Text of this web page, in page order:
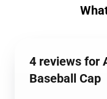
4 reviews for
Baseball Cap